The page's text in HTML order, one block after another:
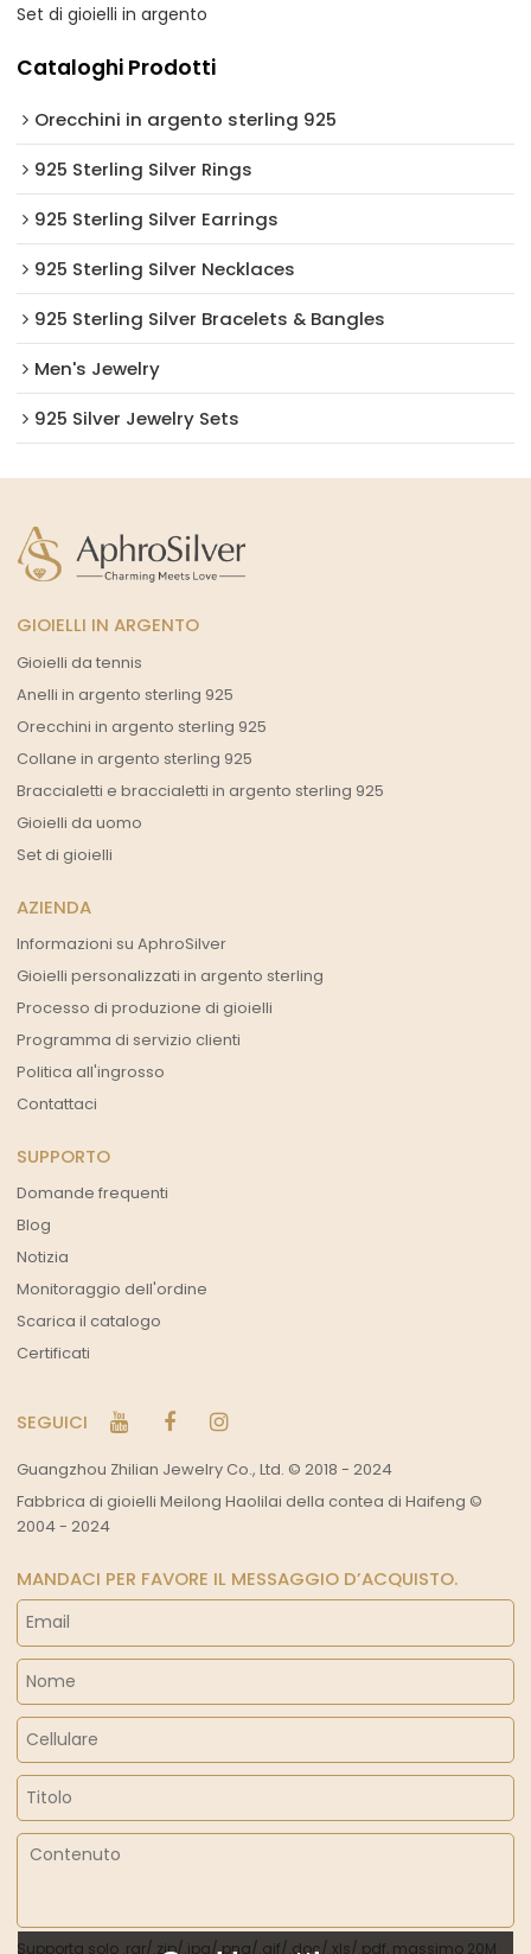
Set di gioielli in argento
Cataloghi Prodotti
Orecchini in argento sterling 925
925 Sterling Silver Rings
925 Sterling Silver Earrings
925 Sterling Silver Necklaces
925 Sterling Silver Bracelets & Bangles
Men's Jewelry
925 Silver Jewelry Sets
GIOIELLI IN ARGENTO
Gioielli da tennis
Anelli in argento sterling 925
Orecchini in argento sterling 925
Collane in argento sterling 925
Braccialetti e braccialetti in argento sterling 925
Gioielli da uomo
Set di gioielli
AZIENDA
Informazioni su AphroSilver
Gioielli personalizzati in argento sterling
Processo di produzione di gioielli
Programma di servizio clienti
Politica all'ingrosso
Contattaci
SUPPORTO
Domande frequenti
Blog
Notizia
Monitoraggio dell'ordine
Scarica il catalogo
Certificati
SEGUICI
Guangzhou Zhilian Jewelry Co., Ltd. © 2018 - 2024
Fabbrica di gioielli Meilong Haolilai della contea di Haifeng ©
2004 - 2024
MANDACI PER FAVORE IL MESSAGGIO D’ACQUISTO.
Supporta solo .rar/.zip/.jpg/.png/.gif/.doc/.xls/.pdf, massimo 20M